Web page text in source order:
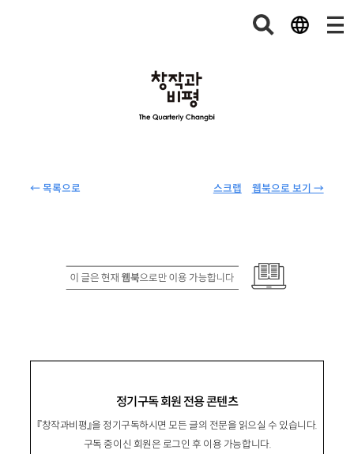
← 목록으로 웹북으로 보기 →
스크랩
정기구독 회원 전용 콘텐츠
『창작과비평』을 정기구독하시면 모든 글의 전문을 읽으실 수 있습니다.
구독 중이신 회원은 로그인 후 이용 가능합니다.